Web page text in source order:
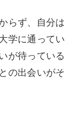
らず、自分は
学に通ってい
が待っている
の出会いがそ